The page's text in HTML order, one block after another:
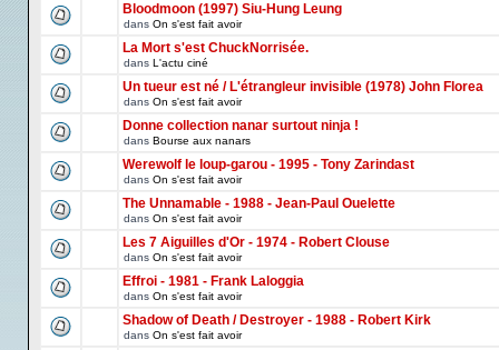
Bloodmoon (1997) Siu-Hung Leung
dans On s'est fait avoir
La Mort s'est ChuckNorrisée.
dans L'actu ciné
Un tueur est né / L'étrangleur invisible (1978) John Florea
dans On s'est fait avoir
Donne collection nanar surtout ninja !
dans Bourse aux nanars
Werewolf le loup-garou - 1995 - Tony Zarindast
dans On s'est fait avoir
The Unnamable - 1988 - Jean-Paul Ouelette
dans On s'est fait avoir
Les 7 Aiguilles d'Or - 1974 - Robert Clouse
dans On s'est fait avoir
Effroi - 1981 - Frank Laloggia
dans On s'est fait avoir
Shadow of Death / Destroyer - 1988 - Robert Kirk
dans On s'est fait avoir